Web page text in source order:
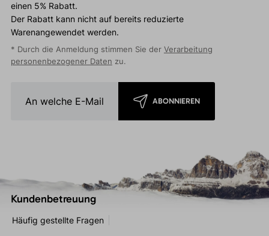
einen 5% Rabatt.
Der Rabatt kann nicht auf bereits reduzierte
Warenangewendet werden.
* Durch die Anmeldung stimmen Sie der Verarbeitung
personenbezogener Daten zu.
ABONNIEREN
Kundenbetreuung
Häufig gestellte Fragen